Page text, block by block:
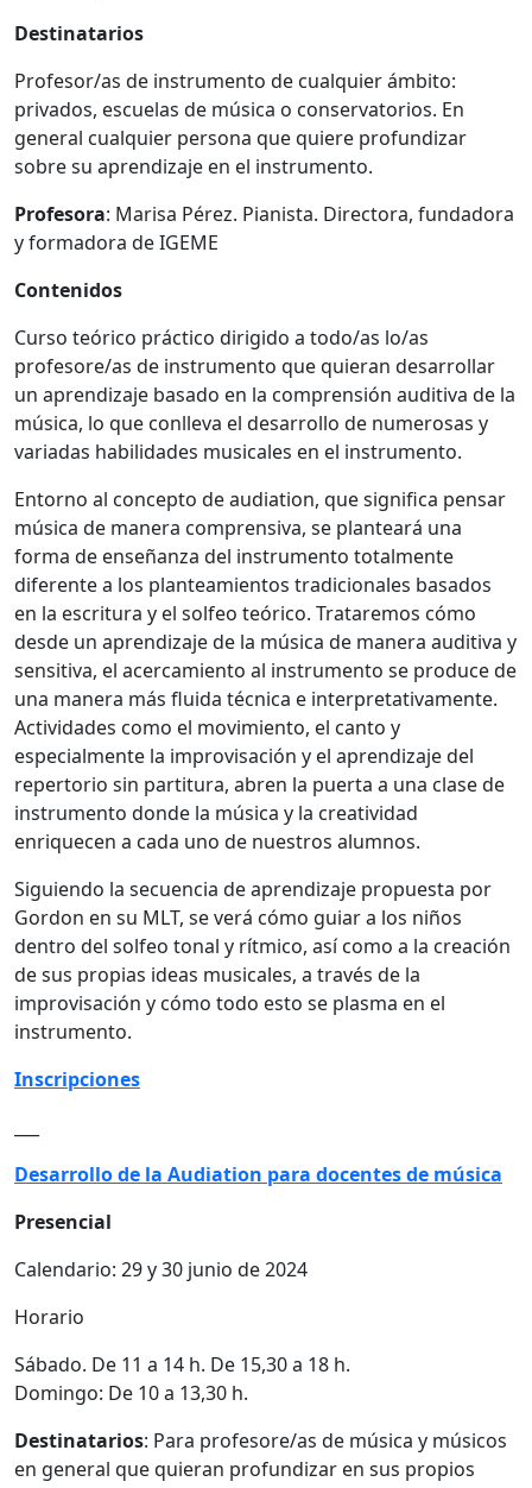
Destinatarios
Profesor/as de instrumento de cualquier ámbito:
privados, escuelas de música o conservatorios. En
general cualquier persona que quiere profundizar
sobre su aprendizaje en el instrumento.
Profesora: Marisa Pérez. Pianista. Directora, fundadora
y formadora de IGEME
Contenidos
Curso teórico práctico dirigido a todo/as lo/as
profesore/as de instrumento que quieran desarrollar
un aprendizaje basado en la comprensión auditiva de la
música, lo que conlleva el desarrollo de numerosas y
variadas habilidades musicales en el instrumento.
Entorno al concepto de audiation, que significa pensar
música de manera comprensiva, se planteará una
forma de enseñanza del instrumento totalmente
diferente a los planteamientos tradicionales basados
en la escritura y el solfeo teórico. Trataremos cómo
desde un aprendizaje de la música de manera auditiva y
sensitiva, el acercamiento al instrumento se produce de
una manera más fluida técnica e interpretativamente.
Actividades como el movimiento, el canto y
especialmente la improvisación y el aprendizaje del
repertorio sin partitura, abren la puerta a una clase de
instrumento donde la música y la creatividad
enriquecen a cada uno de nuestros alumnos.
Siguiendo la secuencia de aprendizaje propuesta por
Gordon en su MLT, se verá cómo guiar a los niños
dentro del solfeo tonal y rítmico, así como a la creación
de sus propias ideas musicales, a través de la
improvisación y cómo todo esto se plasma en el
instrumento.
Inscripciones
Desarrollo de la Audiation para docentes de música
Presencial
Calendario: 29 y 30 junio de 2024
Horario
Sábado. De 11 a 14 h. De 15,30 a 18 h.
Domingo: De 10 a 13,30 h.
Destinatarios: Para profesore/as de música y músicos
en general que quieran profundizar en sus propios